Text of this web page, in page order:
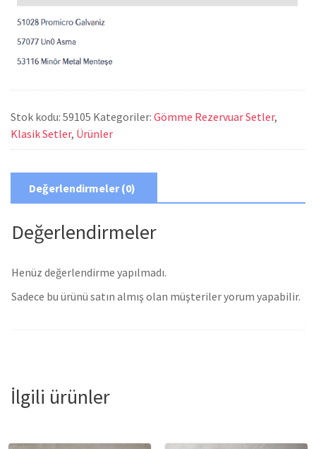
Stok kodu: 59105 Kategoriler: Gömme Rezervuar Setler,
Klasik Setler, Ürünler
Değerlendirmeler (0)
Değerlendirmeler
Henüz değerlendirme yapılmadı.
Sadece bu ürünü satın almış olan müşteriler yorum yapabilir.
İlgili ürünler